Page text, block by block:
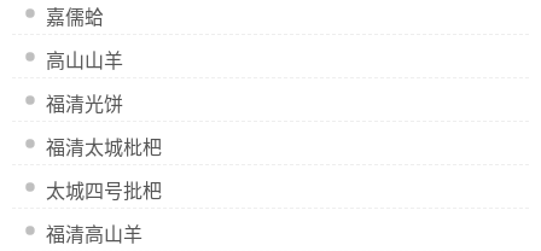
嘉儒蛤
高山山羊
福清光饼
福清太城枇杷
太城四号批杷
福清高山羊